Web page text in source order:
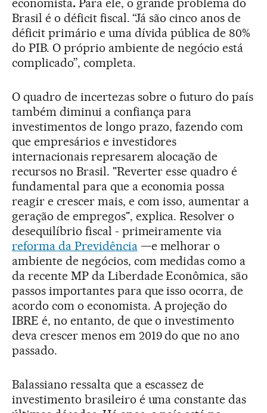
economista. Para ele, o grande problema do
Brasil é o déficit fiscal. “Já são cinco anos de
déficit primário e uma dívida pública de 80%
do PIB. O próprio ambiente de negócio está
complicado”, completa.
O quadro de incertezas sobre o futuro do país
também diminui a confiança para
investimentos de longo prazo, fazendo com
que empresários e investidores
internacionais represarem alocação de
recursos no Brasil. "Reverter esse quadro é
fundamental para que a economia possa
reagir e crescer mais, e com isso, aumentar a
geração de empregos", explica. Resolver o
desequilíbrio fiscal - primeiramente via
reforma da Previdência—e melhorar o
ambiente de negócios, com medidas como a
da recente MP da Liberdade Econômica, são
passos importantes para que isso ocorra, de
acordo com o economista. A projeção do
IBRE é, no entanto, de que o investimento
deva crescer menos em 2019 do que no ano
passado.
Balassiano ressalta que a escassez de
investimento brasileiro é uma constante das